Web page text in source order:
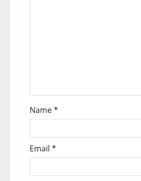
o
n
Name*
Email *